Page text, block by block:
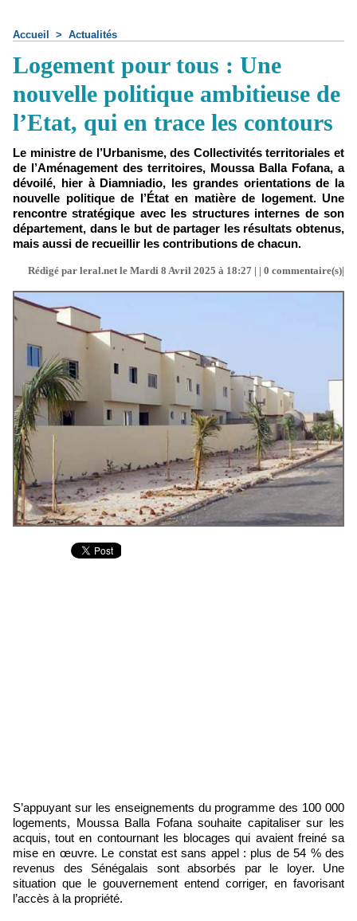
Accueil > Actualités
Logement pour tous : Une
nouvelle politique ambitieuse de
l’Etat, qui en trace les contours
Le ministre de l’Urbanisme, des Collectivités territoriales et
de l’Aménagement des territoires, Moussa Balla Fofana, a
dévoilé, hier à Diamniadio, les grandes orientations de la
nouvelle politique de l’État en matière de logement. Une
rencontre stratégique avec les structures internes de son
département, dans le but de partager les résultats obtenus,
mais aussi de recueillir les contributions de chacun.
Rédigé par leral.net le Mardi 8 Avril 2025 à 18:27 | | 0 commentaire(s)|
S’appuyant sur les enseignements du programme des 100 000
logements, Moussa Balla Fofana souhaite capitaliser sur les
acquis, tout en contournant les blocages qui avaient freiné sa
mise en œuvre. Le constat est sans appel : plus de 54 % des
revenus des Sénégalais sont absorbés par le loyer. Une
situation que le gouvernement entend corriger, en favorisant
l’accès à la propriété.